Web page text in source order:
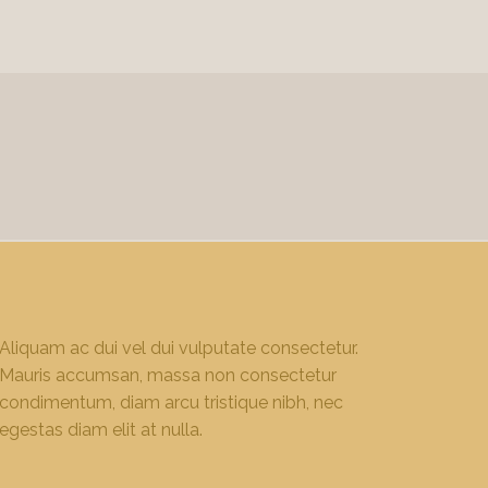
Aliquam ac dui vel dui vulputate consectetur.
Mauris accumsan, massa non consectetur
condimentum, diam arcu tristique nibh, nec
egestas diam elit at nulla.